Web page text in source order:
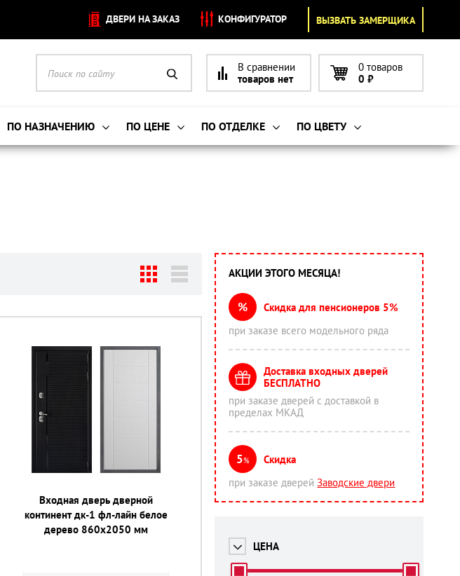
ДВЕРИ НА ЗАКАЗ КОНФИГУРАТОР ВЫЗВАТЬ ЗАМЕРЩИКА
В сравнении
товаров нет
0 товаров
0 ₽
ПО НАЗНАЧЕНИЮ ПО ЦЕНЕ ПО ОТДЕЛКЕ ПО ЦВЕТУ
Входная дверь дверной
континент дк-1 фл-лайн белое
дерево 860х2050 мм
АКЦИИ ЭТОГО МЕСЯЦА!
%
Скидка для пенсионеров 5%
при заказе всего модельного ряда
Доставка входных дверей
БЕСПЛАТНО
при заказе дверей с доставкой в
пределах МКАД
5%
Скидка
при заказе дверейЗаводские двери
ЦЕНА